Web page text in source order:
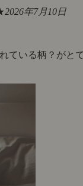
2026年7月10日
ている柄？がと